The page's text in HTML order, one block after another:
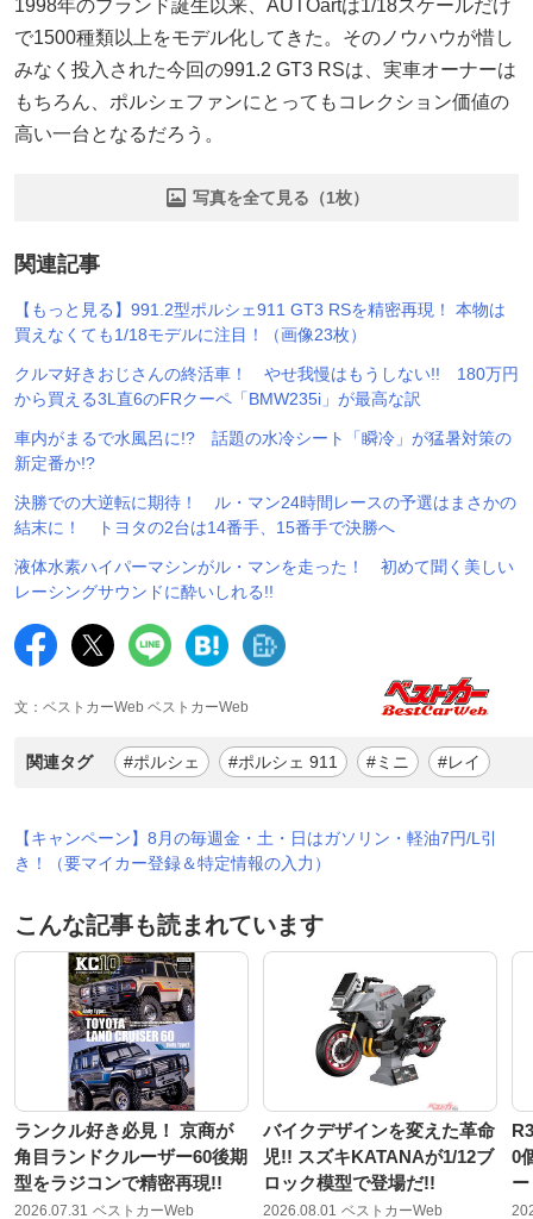
1998年のブランド誕生以来、AUTOartは1/18スケールだけ
で1500種類以上をモデル化してきた。そのノウハウが惜し
みなく投入された今回の991.2 GT3 RSは、実車オーナーは
もちろん、ポルシェファンにとってもコレクション価値の
高い一台となるだろう。
写真を全て見る（1枚）
関連記事
【もっと見る】991.2型ポルシェ911 GT3 RSを精密再現！ 本物は
買えなくても1/18モデルに注目！（画像23枚）
クルマ好きおじさんの終活車！ やせ我慢はもうしない!! 180万円
から買える3L直6のFRクーペ「BMW235i」が最高な訳
車内がまるで水風呂に!? 話題の水冷シート「瞬冷」が猛暑対策の
新定番か!?
決勝での大逆転に期待！ ル・マン24時間レースの予選はまさかの
結末に！ トヨタの2台は14番手、15番手で決勝へ
液体水素ハイパーマシンがル・マンを走った！ 初めて聞く美しい
レーシングサウンドに酔いしれる!!
文：ベストカーWeb ベストカーWeb
関連タグ #ポルシェ #ポルシェ 911 #ミニ #レイ
【キャンペーン】8月の毎週金・土・日はガソリン・軽油7円/L引
き！（要マイカー登録＆特定情報の入力）
こんな記事も読まれています
ランクル好き必見！ 京商が
角目ランドクルーザー60後期
型をラジコンで精密再現!!
2026.07.31 ベストカーWeb
バイクデザインを変えた革命
児!! スズキKATANAが1/12ブ
ロック模型で登場だ!!
2026.08.01 ベストカーWeb
0